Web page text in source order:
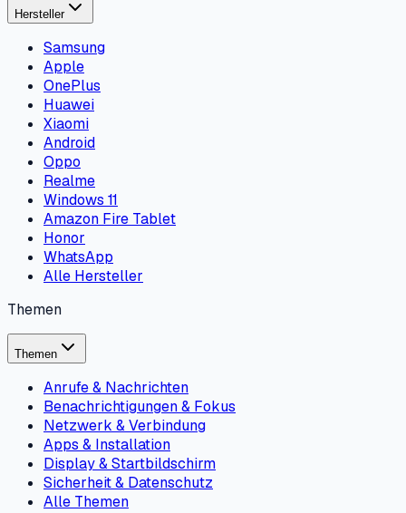
Hersteller
Samsung
Apple
OnePlus
Huawei
Xiaomi
Android
Oppo
Realme
Windows 11
Amazon Fire Tablet
Honor
WhatsApp
Alle Hersteller
Themen
Themen
Anrufe & Nachrichten
Benachrichtigungen & Fokus
Netzwerk & Verbindung
Apps & Installation
Display & Startbildschirm
Sicherheit & Datenschutz
Alle Themen